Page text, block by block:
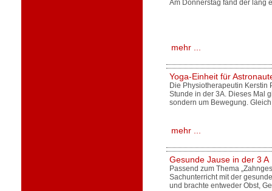
Am Donnerstag fand der lang
mehr ...
Yoga-Einheit für
Die Physiotherapeutin Kerstin
Stunde in der 3A. Dieses Mal
sondern um Bewegung.
mehr ...
Gesunde Jause in der 3 A
Passend zum Thema
Sachunterricht mit der
und brachte entweder Obst,